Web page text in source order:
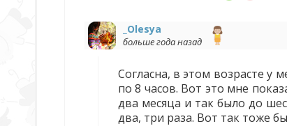
_Olesya
больше года назад
Согласна, в этом возрасте у
по 8 часов. Вот это мне
два месяца и так было до
два, три раза. Вот так тоже